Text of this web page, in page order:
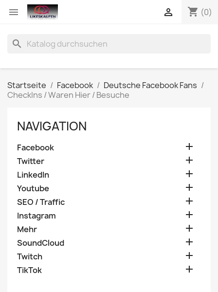
 shopping_cart (0)

search
Startseite Facebook
Deutsche Facebook Fans
CheckIns / Waren Hier / Besuche
NAVIGATION
Facebook 
Twitter 
LinkedIn 
Youtube 
SEO / Traffic 
Instagram 
Mehr 
SoundCloud 
Twitch 
TikTok 